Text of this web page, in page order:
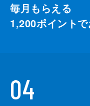
毎月もらえる
1,200ポイントで
04